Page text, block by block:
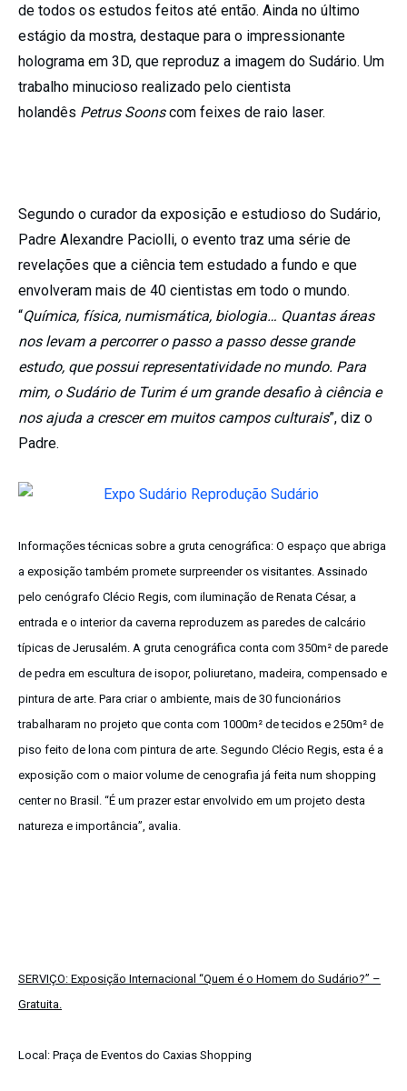
de todos os estudos feitos até então. Ainda no último
estágio da mostra, destaque para o impressionante
holograma em 3D, que reproduz a imagem do Sudário. Um
trabalho minucioso realizado pelo cientista
holandês Petrus Soonscom feixes de raio laser.
Segundo o curador da exposição e estudioso do Sudário,
Padre Alexandre Paciolli, o evento traz uma série de
revelações que a ciência tem estudado a fundo e que
envolveram mais de 40 cientistas em todo o mundo.
“Química, física, numismática, biologia… Quantas áreas
nos levam a percorrer o passo a passo desse grande
estudo, que possui representatividade no mundo. Para
mim, o Sudário de Turim é um grande desafio à ciência e
nos ajuda a crescer em muitos campos culturais”, diz o
Padre.
Informações técnicas sobre a gruta cenográfica: O espaço que abriga
a exposição também promete surpreender os visitantes. Assinado
pelo cenógrafo Clécio Regis, com iluminação de Renata César, a
entrada e o interior da caverna reproduzem as paredes de calcário
típicas de Jerusalém. A gruta cenográfica conta com 350m² de parede
de pedra em escultura de isopor, poliuretano, madeira, compensado e
pintura de arte. Para criar o ambiente, mais de 30 funcionários
trabalharam no projeto que conta com 1000m² de tecidos e 250m² de
piso feito de lona com pintura de arte. Segundo Clécio Regis, esta é a
exposição com o maior volume de cenografia já feita num shopping
center no Brasil. “É um prazer estar envolvido em um projeto desta
natureza e importância”, avalia.
SERVIÇO: Exposição Internacional “Quem é o Homem do Sudário?” –
Gratuita.
Local: Praça de Eventos do Caxias Shopping